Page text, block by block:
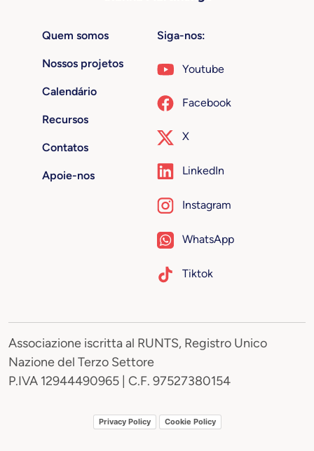
Quem somos
Nossos projetos
Calendário
Recursos
Contatos
Apoie-nos
Siga-nos:
Youtube
Facebook
X
LinkedIn
Instagram
WhatsApp
Tiktok
Associazione iscritta al RUNTS, Registro Unico
Nazione del Terzo Settore
P.IVA 12944490965 | C.F. 97527380154
Privacy Policy Cookie Policy